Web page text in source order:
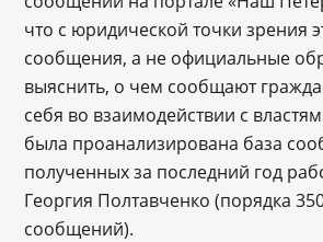
что с юридической точки зрения
сообщения, а не официальные
выяснить, о чем сообщают
себя во взаимодействии с
была проанализирована база
полученных за последний год
Георгия Полтавченко (порядка
сообщений).